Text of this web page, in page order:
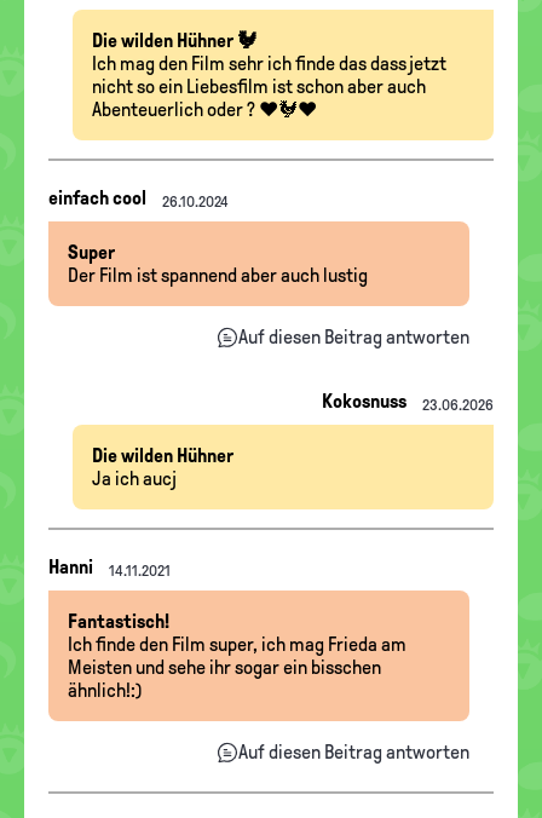
Die wilden Hühner 🐓
Ich mag den Film sehr ich finde das dass jetzt
nicht so ein Liebesfilm ist schon aber auch
Abenteuerlich oder ? ❤️🐓❤️
Nachrichten-
Thread
einfach cool 26.10.2024
Super
Der Film ist spannend aber auch lustig
Auf diesen Beitrag antworten
Kokosnuss 23.06.2026
Die wilden Hühner
Ja ich aucj
Nachrichten-
Thread
Hanni 14.11.2021
Fantastisch!
Ich finde den Film super, ich mag Frieda am
Meisten und sehe ihr sogar ein bisschen
ähnlich!:)
Auf diesen Beitrag antworten